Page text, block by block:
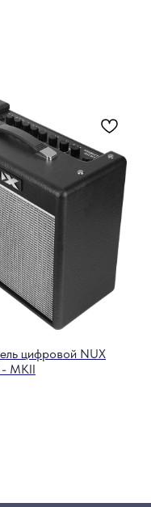
цифровой NUX
MKII